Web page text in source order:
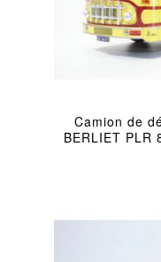
Camion de
BERLIET PLR